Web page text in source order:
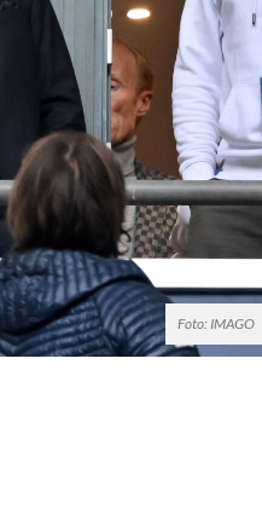
Foto: IMAGO